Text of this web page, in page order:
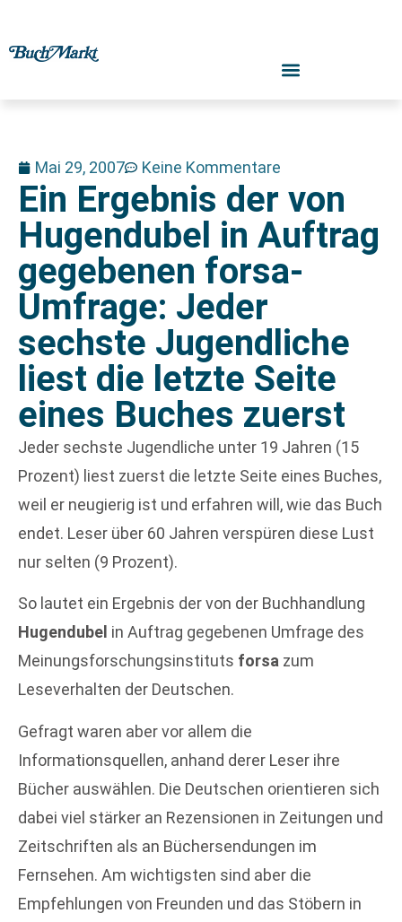
Mai 29, 2007 Keine Kommentare
Ein Ergebnis der von
Hugendubel in Auftrag
gegebenen forsa-
Umfrage: Jeder
sechste Jugendliche
liest die letzte Seite
eines Buches zuerst
Jeder sechste Jugendliche unter 19 Jahren (15
Prozent) liest zuerst die letzte Seite eines Buches,
weil er neugierig ist und erfahren will, wie das Buch
endet. Leser über 60 Jahren verspüren diese Lust
nur selten (9 Prozent).
So lautet ein Ergebnis der von der Buchhandlung
Hugendubel in Auftrag gegebenen Umfrage des
Meinungsforschungsinstituts forsa zum
Leseverhalten der Deutschen.
Gefragt waren aber vor allem die
Informationsquellen, anhand derer Leser ihre
Bücher auswählen. Die Deutschen orientieren sich
dabei viel stärker an Rezensionen in Zeitungen und
Zeitschriften als an Büchersendungen im
Fernsehen. Am wichtigsten sind aber die
Empfehlungen von Freunden und das Stöbern in